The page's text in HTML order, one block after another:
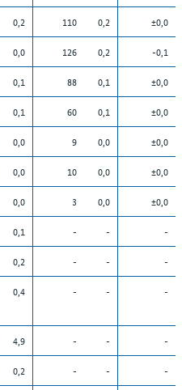
0,2 110 0,2 ±0,0
0,0 126 0,2 -0,1
0,1 88 0,1 ±0,0
0,1 60 0,1 ±0,0
0,0 9 0,0 ±0,0
0,0 10 0,0 ±0,0
0,0 3 0,0 ±0,0
0,1 - - -
0,2 - - -
0,4 - - -
4,9 - - -
0,2 - - -